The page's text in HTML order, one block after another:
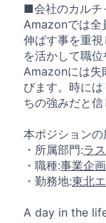
■会社のカル
Amazonでは全
伸ばす事を重
を活かして職
Amazonには失
びます。時に
ちの強みだと信
本ポジションの
・所属部門:ラ
・職種:事業企
・勤務地:東北
A day in the